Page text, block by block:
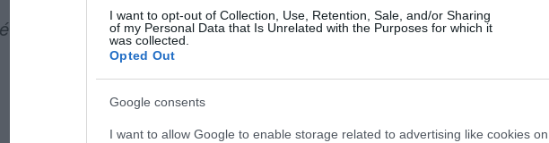
I want to opt-out of Collection, Use, Retention, Sale, and/or Sharing
of my Personal Data that Is Unrelated with the Purposes for which it
was collected.
Opted Out
Google consents
I want to allow Google to enable storage related to advertising like cookies on
körtével hasonlítunk össze."